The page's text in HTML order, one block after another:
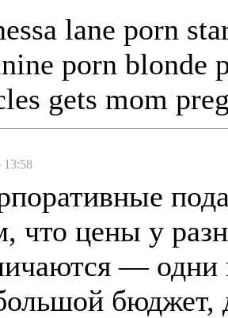
lane porn
porn blonde
gets mom
13:58
что цены у
— одни
бюджет,